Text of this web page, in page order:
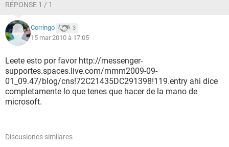
RÉPONSE 1 / 1
Corringo 3
15 mar 2010 à 17:05
Leete esto por favor http://messenger-
supportes.spaces.live.com/mmm2009-09-
01_09.47/blog/cns!72C21435DC291398!119.entry ahi dice
completamente lo que tenes que hacer de la mano de
microsoft.
Discusiones similares